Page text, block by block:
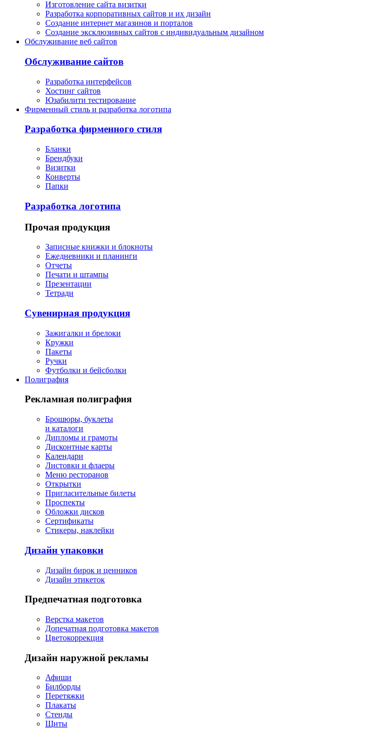
Изготовление сайта визитки
Разработка корпоративных сайтов и их дизайн
Создание интернет магазинов и порталов
Создание эксклюзивных сайтов с индивидуальным дизайном
Обслуживание веб сайтов
Обслуживание сайтов
Разработка интерфейсов
Хостинг сайтов
Юзабилити тестирование
Фирменный стиль и разработка логотипа
Разработка фирменного стиля
Бланки
Брендбуки
Визитки
Конверты
Папки
Разработка логотипа
Прочая продукция
Записные книжки и блокноты
Ежедневники и планинги
Отчеты
Печати и штампы
Презентации
Тетради
Сувенирная продукция
Зажигалки и брелоки
Кружки
Пакеты
Ручки
Футболки и бейсболки
Полиграфия
Рекламная полиграфия
Брошюры, буклеты
и каталоги
Дипломы и грамоты
Дисконтные карты
Календари
Листовки и флаеры
Меню ресторанов
Открытки
Пригласительные билеты
Проспекты
Обложки дисков
Сертификаты
Стикеры, наклейки
Дизайн упаковки
Дизайн бирок и ценников
Дизайн этикеток
Предпечатная подготовка
Верстка макетов
Допечатная подготовка макетов
Цветокоррекция
Дизайн наружной рекламы
Афиши
Билборды
Перетяжки
Плакаты
Стенды
Щиты